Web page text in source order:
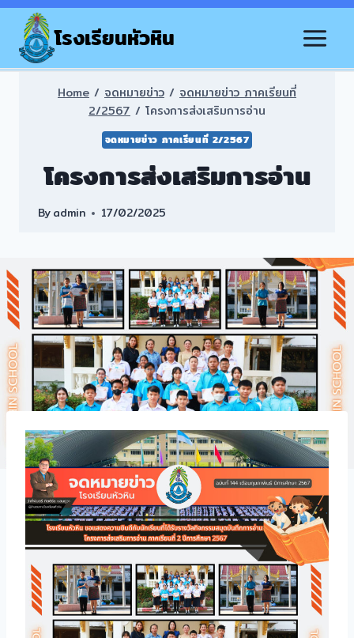
Skip
contentโรงเรียนหัวหิน
Home / จดหมายข่าว / จดหมายข่าว ภาคเรียนที่
2/2567 / โครงการส่งเสริมการอ่าน
จดหมายข่าว ภาคเรียนที่ 2/2567
โครงการส่งเสริมการอ่าน
Byadmin 17/02/2025